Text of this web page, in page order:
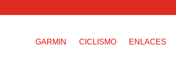
GARMIN CICLISMO ENLACES